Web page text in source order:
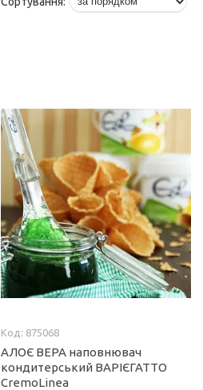
875068
АЛОЄ ВЕРА наповнювач
кондитерський ВАРІЄГАТТО
CremoLinea